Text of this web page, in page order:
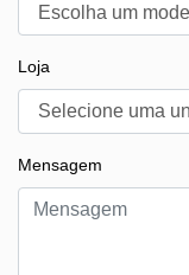
Loja
Mensagem